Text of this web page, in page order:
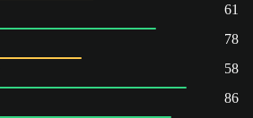
61
78
58
86